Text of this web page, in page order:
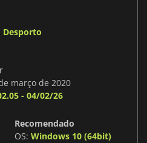
Desporto
março de 2020
- 04/02/26
Recomendado
OS: Windows 10 (64bit)